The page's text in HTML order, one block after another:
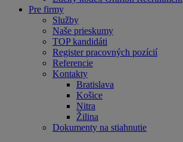
Pre firmy
Služby
Naše prieskumy
TOP kandidáti
Register pracovných pozícií
Referencie
Kontakty
Bratislava
Košice
Nitra
Žilina
Dokumenty na stiahnutie